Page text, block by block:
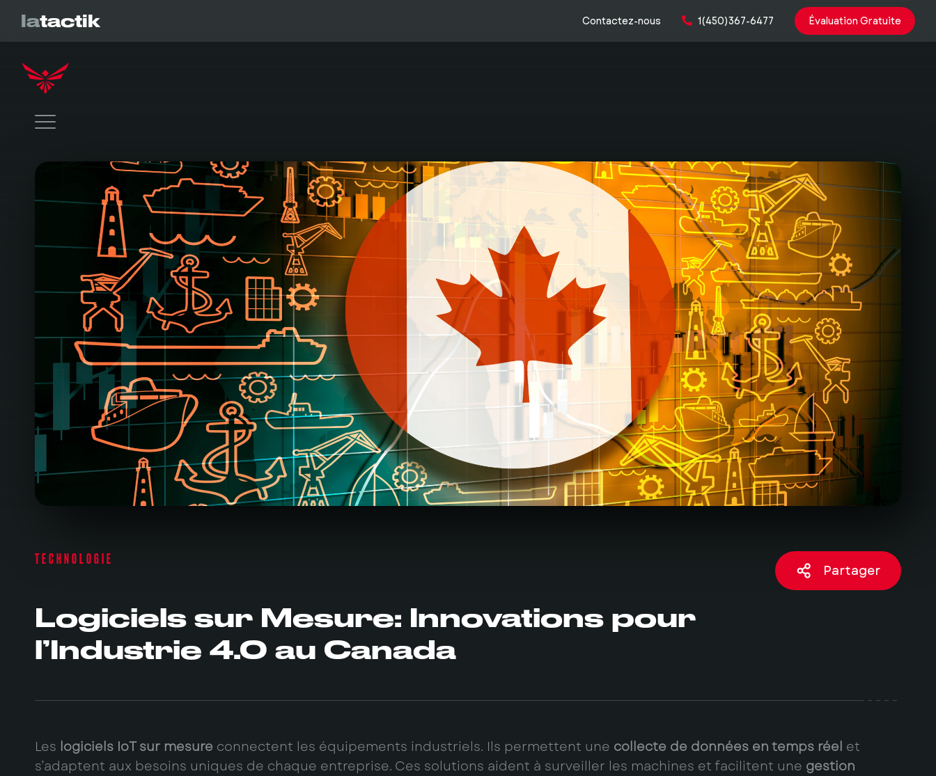
latactik Contactez-nous 1(450)367-6477 Évaluation Gratuite
TECHNOLOGIE
Logiciels sur Mesure: Innovations pour
l’Industrie 4.0 au Canada
Partager
Les logiciels IoT sur mesure connectent les équipements industriels. Ils permettent une collecte de données en temps réel et
s’adaptent aux besoins uniques de chaque entreprise. Ces solutions aident à surveiller les machines et facilitent une gestion